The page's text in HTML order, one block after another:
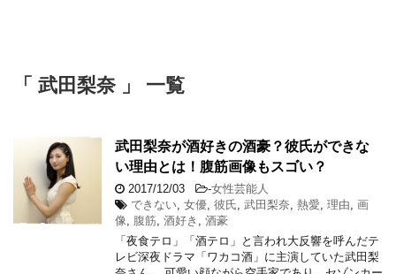
「 武田梨奈 」 一覧
武田梨奈が酒好きの酒豪？彼氏ができな
い理由とは！腹筋画像もスゴい？
2017/12/03 -女性芸能人
できない 女優 彼氏 武田梨奈 熱愛 理由 画
像
腹筋 酒好き
酒豪
「夜食テロ」「酒テロ」と言われ大反響を呼んだテ
レビ深夜ドラマ「ワカコ酒」に主演していた武田梨